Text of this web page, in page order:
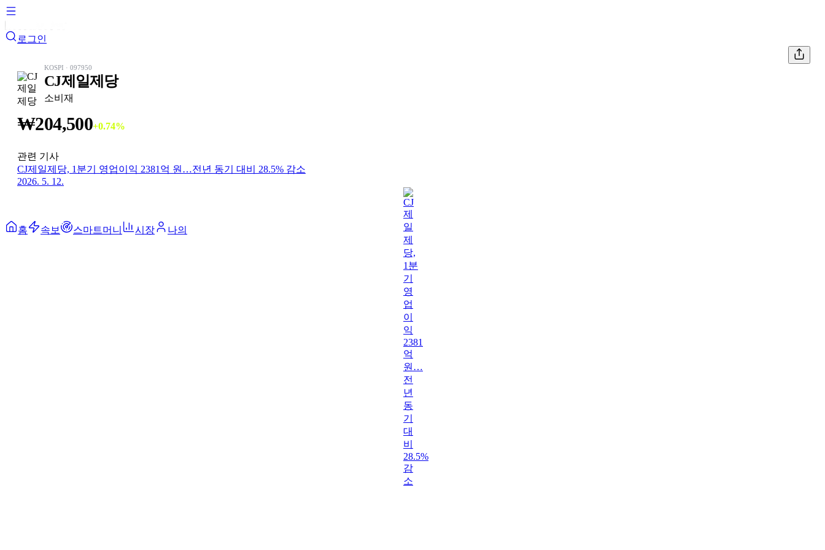
로그인
KOSPI · 097950
CJ제일제당
소비재
₩204,500+0.74%
관련 기사
CJ제일제당, 1분기 영업이익 2381억 원…전년 동기 대비 28.5% 감소
2026. 5. 12.
홈 속보 스마트머니 시장 나의